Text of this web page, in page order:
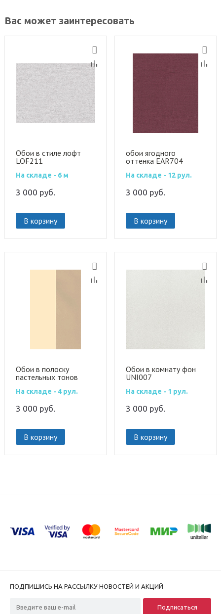
Вас может заинтересовать
Обои в стиле лофт
LOF211
На складе - 6 м
3 000 руб.
В корзину
обои ягодного
оттенка EAR704
На складе - 12 рул.
3 000 руб.
В корзину
Обои в полоску
пастельных тонов
На складе - 4 рул.
3 000 руб.
В корзину
Обои в комнату фон
UNI007
На складе - 1 рул.
3 000 руб.
В корзину
ПОДПИШИСЬ НА РАССЫЛКУ НОВОСТЕЙ И АКЦИЙ